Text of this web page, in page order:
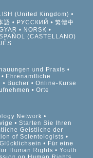
(United Kingdom)
語 РУССКИЙ
繁體中
NORSK
(CASTELLANO)
und Praxis
Ehrenamtliche
Bücher
Online-Kurse
Orte
Network
Starten Sie Ihren
Geistliche der
of Scientologists
Für eine
Human Rights
Youth